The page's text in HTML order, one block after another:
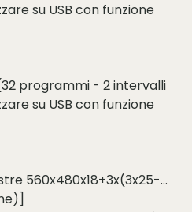
su USB con funzione
programmi - 2 intervalli
su USB con funzione
560x480x18+3x(3x25-